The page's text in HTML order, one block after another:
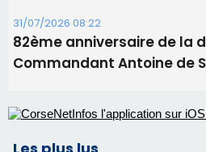
Alata - Soirée Tango
Benedetto
05/08/2026 09:53
procession le 14 août
31/07/2026 08:24